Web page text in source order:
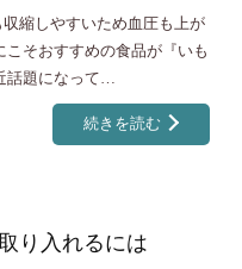
縮しやすいため血圧も上が
こそおすすめの食品が『いも
話題になって…
続きを読む
り入れるには